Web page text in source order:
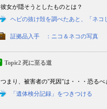
彼女が隠そうとしたものとは？
ヘビの抜け殻を調べたあと、「ネコ
証拠品入手 ：ニコ＆ネコの写真
Topic2 死に至る道
つまり、被害者の"死因"は・・・恐る
「遺体検分記録」をつきつける